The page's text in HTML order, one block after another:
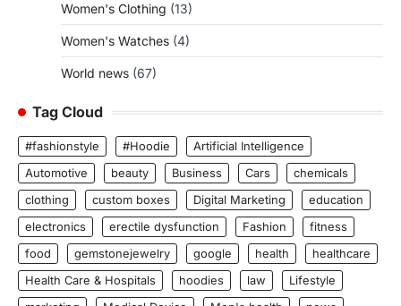
Women's Clothing (13)
Women's Watches (4)
World news (67)
Tag Cloud
#fashionstyle #Hoodie
Artificial Intelligence
Automotive
beauty Business Cars
chemicals
clothing
custom boxes Digital Marketing
education
electronics
erectile dysfunction Fashion
fitness
food
gemstonejewelry google health
healthcare
Health Care & Hospitals
hoodies law
Lifestyle